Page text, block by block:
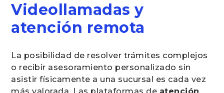
Videollamadas y
atención remota
La posibilidad de resolver trámites complejos
o recibir asesoramiento personalizado sin
asistir físicamente a una sucursal es cada vez